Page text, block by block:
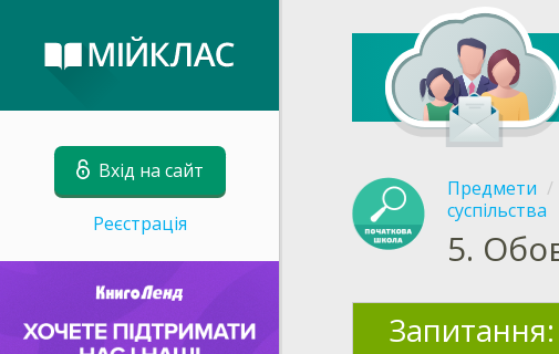
Вхід на сайт
Реєстрація
Предмети
суспільства
5.
Запитання: